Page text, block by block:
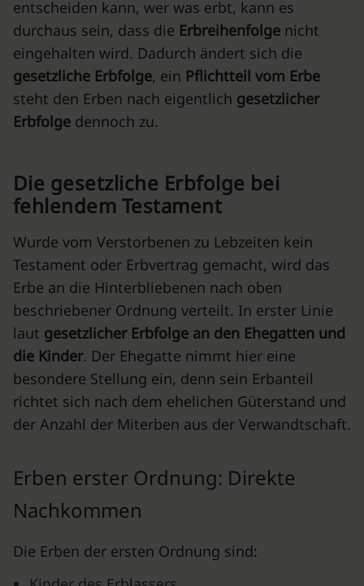
entscheiden kann, wer was erbt, kann es
durchaus sein, dass die Erbreihenfolge nicht
eingehalten wird. Dadurch ändert sich die
gesetzliche Erbfolge, ein Pflichtteil vom Erbe
steht den Erben nach eigentlich gesetzlicher
Erbfolge dennoch zu.
Die gesetzliche Erbfolge bei
fehlendem Testament
Wurde vom Verstorbenen zu Lebzeiten kein
Testament oder Erbvertrag gemacht, wird das
Erbe an die Hinterbliebenen nach oben
beschriebener Ordnung verteilt. In erster Linie
laut gesetzlicher Erbfolge an den Ehegatten und
die Kinder. Der Ehegatte nimmt hier eine
besondere Stellung ein, denn sein Erbanteil
richtet sich nach dem ehelichen Güterstand und
der Anzahl der Miterben aus der Verwandtschaft.
Erben erster Ordnung: Direkte
Nachkommen
Die Erben der ersten Ordnung sind: